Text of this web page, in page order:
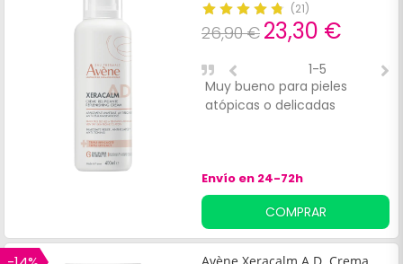
(21)
26,90 € 23,30 €
Muy bueno para pieles
atópicas o delicadas
1-5
Envío en 24-72h
COMPRAR